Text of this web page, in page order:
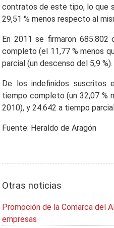
contratos de este tipo, lo que
29,51 % menos respecto al
En 2011 se firmaron
completo (el 11,77 % menos
parcial (un descenso del 5,9 %).
De los indefinidos suscritos
tiempo completo (un 32,07 %
2010), y 24.642 a tiempo
Fuente: Heraldo de Aragón
Otras noticias
Promoción de la Comarca del
empresas